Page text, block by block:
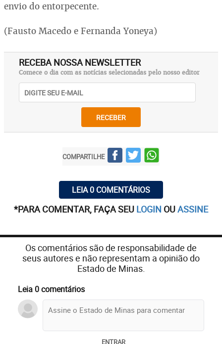
envio do entorpecente.
(Fausto Macedo e Fernanda Yoneya)
RECEBA NOSSA NEWSLETTER
Comece o dia com as notícias selecionadas pelo nosso editor
RECEBER
COMPARTILHE
LEIA 0 COMENTÁRIOS
*PARA COMENTAR, FAÇA SEU LOGIN OUASSINE
Os comentários são de responsabilidade de
seus autores e não representam a opinião do
Estado de Minas.
Leia 0 comentários
ENTRAR